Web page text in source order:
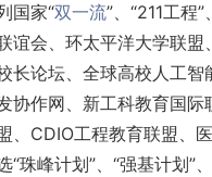
国家“双一流”、“211工程
谊会、环太平洋大学联盟
长论坛、全球高校人工智
协作网、新工科教育国际
、CDIO工程教育联盟、
珠峰计划”、“强基计划”、